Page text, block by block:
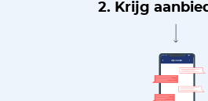
2. Krijg